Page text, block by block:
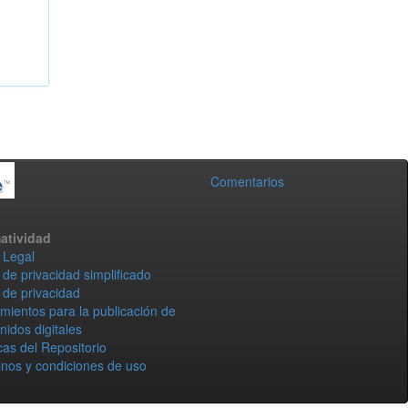
Comentarios
privacidad simplificado
privacidad
para la publicación de
digitales
del Repositorio
y condiciones de uso